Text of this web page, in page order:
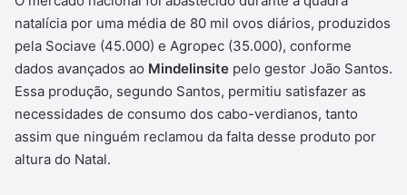
natalícia por uma média de 80 mil ovos diários, produzidos
pela Sociave (45.000) e Agropec (35.000), conforme
dados avançados ao Mindelinsite pelo gestor João Santos.
Essa produção, segundo Santos, permitiu satisfazer as
necessidades de consumo dos cabo-verdianos, tanto
assim que ninguém reclamou da falta desse produto por
altura do Natal.